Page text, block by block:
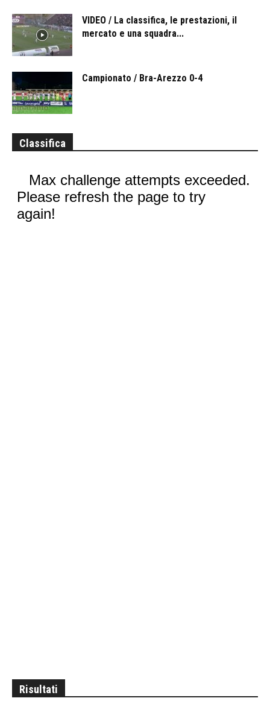
VIDEO / La classifica, le prestazioni, il
mercato e una squadra...
Campionato / Bra-Arezzo 0-4
Classifica
Risultati